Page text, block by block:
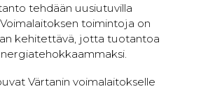
tehdään uusiutuvilla
toimintoja on
kehitettävä, jotta tuotantoa
Värtanin voimalaitokselle